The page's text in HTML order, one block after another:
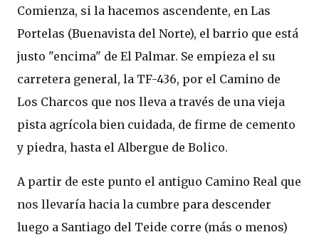
Comienza, si la hacemos ascendente, en Las
Portelas (Buenavista del Norte), el barrio que está
justo "encima" de El Palmar. Se empieza el su
carretera general, la TF-436, por el Camino de
Los Charcos que nos lleva a través de una vieja
pista agrícola bien cuidada, de firme de cemento
y piedra, hasta el Albergue de Bolico.
A partir de este punto el antiguo Camino Real que
nos llevaría hacia la cumbre para descender
luego a Santiago del Teide corre (más o menos)